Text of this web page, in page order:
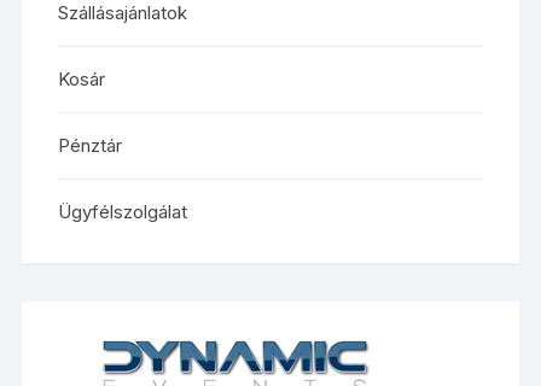
Szállásajánlatok
Kosár
Pénztár
Ügyfélszolgálat